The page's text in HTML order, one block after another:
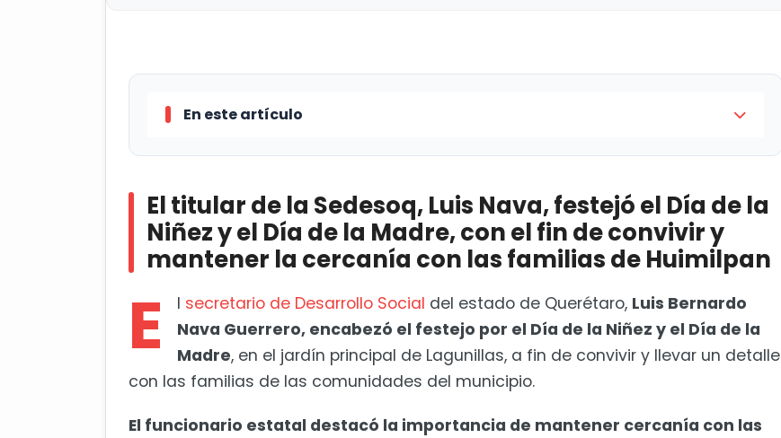
En este artículo
Diputado advierte que adelanto de vacaciones impactará bolsillo de las familias
El titular de la Sedesoq, Luis Nava, festejó el Día de la
Niñez y el Día de la Madre, con el fin de convivir y
mantener la cercanía con las familias de Huimilpan
E l secretario de Desarrollo Social del estado de Querétaro, Luis Bernardo
Nava Guerrero, encabezó el festejo por el Día de la Niñez y el Día de la
Madre, en el jardín principal de Lagunillas, a fin de convivir y llevar un detalle
con las familias de las comunidades del municipio.
El funcionario estatal destacó la importancia de mantener cercanía con las